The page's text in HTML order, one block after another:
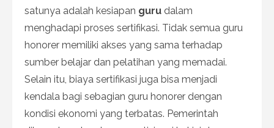
satunya adalah kesiapan guru dalam
menghadapi proses sertifikasi. Tidak semua guru
honorer memiliki akses yang sama terhadap
sumber belajar dan pelatihan yang memadai.
Selain itu, biaya sertifikasi juga bisa menjadi
kendala bagi sebagian guru honorer dengan
kondisi ekonomi yang terbatas. Pemerintah